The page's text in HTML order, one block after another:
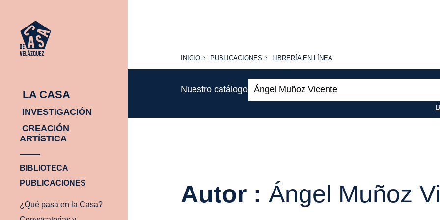
LA CASA
INVESTIGACIÓN
CREACIÓN
ARTÍSTICA
BIBLIOTECA
PUBLICACIONES
¿Qué pasa en la Casa?
INICIO
INICIO PUBLICACIONES
PUBLICACIONES
LIBRERÍA
LÍNEA
LIBRERÍA EN LÍNEA
Nuestro catálogo
Buscar:
Autor :Ángel Muñoz